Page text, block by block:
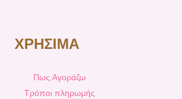
ΧΡΗΣΙΜΑ
Πως Αγοράζω
Τρόποι πληρωμής